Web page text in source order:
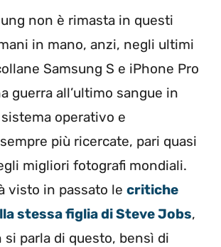
non è rimasta in questi
in mano, anzi, negli ultimi
Samsung S e iPhone Pro
guerra all’ultimo sangue in
operativo e
più ricercate, pari quasi
migliori fotografi mondiali.
visto in passato le critiche
stessa figlia di Steve Jobs,
si parla di questo, bensì di